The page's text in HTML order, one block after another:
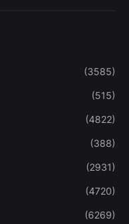
(3585)
(515)
(4822)
(388)
(2931)
(4720)
(6269)